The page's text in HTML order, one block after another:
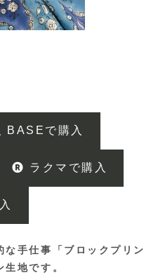
BASEで購入
ラクマで購入
な手仕事「ブロックプリン
地です。